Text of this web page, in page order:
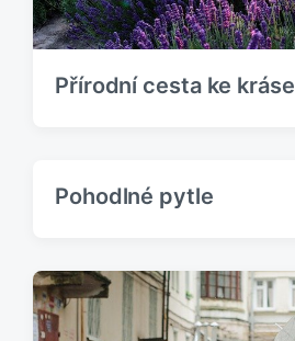
k
:
Přírodní cesta ke kráse
Pohodlné pytle